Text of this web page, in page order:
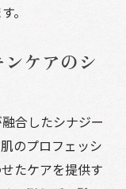
。
ケアのシ
合したシナジー
のプロフェッシ
たケアを提供す